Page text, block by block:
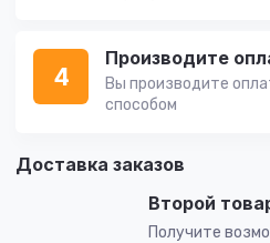
4
Производите
Вы производите
способом
Доставка заказов
Второй
Получите